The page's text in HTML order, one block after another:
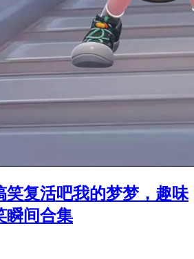
笑复活吧我的梦梦，趣味
瞬间合集